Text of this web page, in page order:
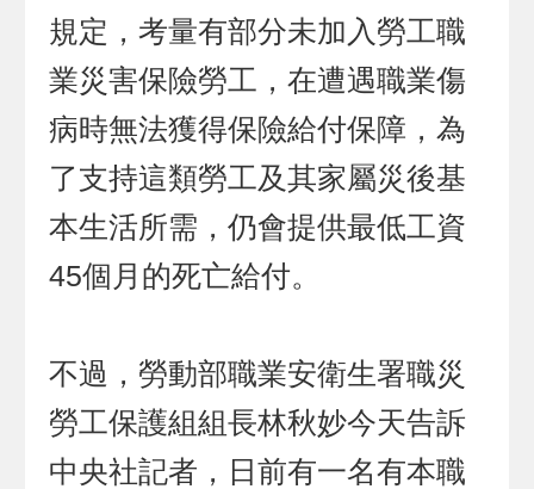
規定，考量有部分未加入勞工職
業災害保險勞工，在遭遇職業傷
病時無法獲得保險給付保障，為
了支持這類勞工及其家屬災後基
本生活所需，仍會提供最低工資
45個月的死亡給付。
不過，勞動部職業安衛生署職災
勞工保護組組長林秋妙今天告訴
中央社記者，日前有一名有本職